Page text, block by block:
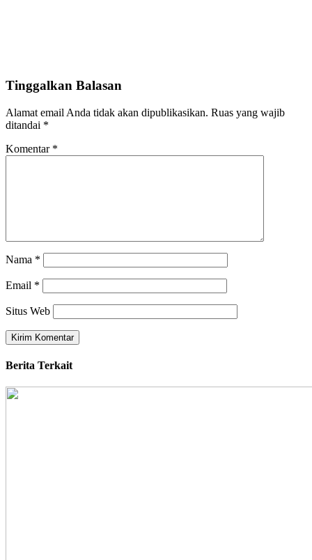
Tinggalkan Balasan
Alamat email Anda tidak akan dipublikasikan. Ruas yang wajib
ditandai *
Komentar *
Nama *
Email *
Situs Web
Berita Terkait